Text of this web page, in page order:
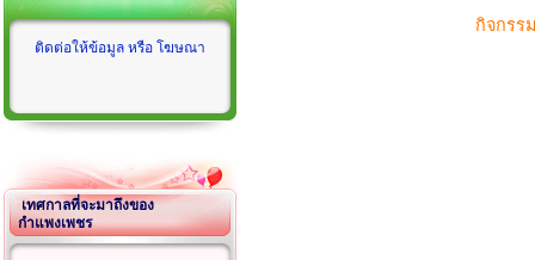
ติดต่อให้ข้อมูล หรือ โฆษณา
เทศกาลที่จะมาถึงของ
กำแพงเพชร
กิจกรร